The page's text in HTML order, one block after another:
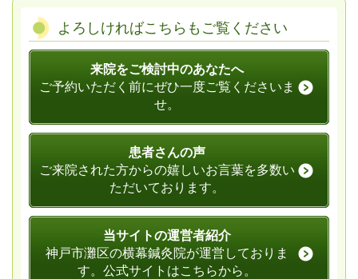
よろしければこちらもご覧ください
来院をご検討中のあなたへ
ご予約いただく前にぜひ一度ご覧くださいま
せ。
患者さんの声
ご来院された方からの嬉しいお言葉を多数い
ただいております。
当サイトの運営者紹介
神戸市灘区の横幕鍼灸院が運営しておりま
す。公式サイトはこちらから。